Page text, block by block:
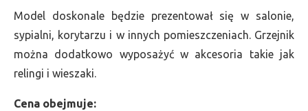
Model doskonale będzie prezentował się w salonie,
sypialni, korytarzu i w innych pomieszczeniach. Grzejnik
można dodatkowo wyposażyć w akcesoria takie jak
relingi i wieszaki.
Cena obejmuje: